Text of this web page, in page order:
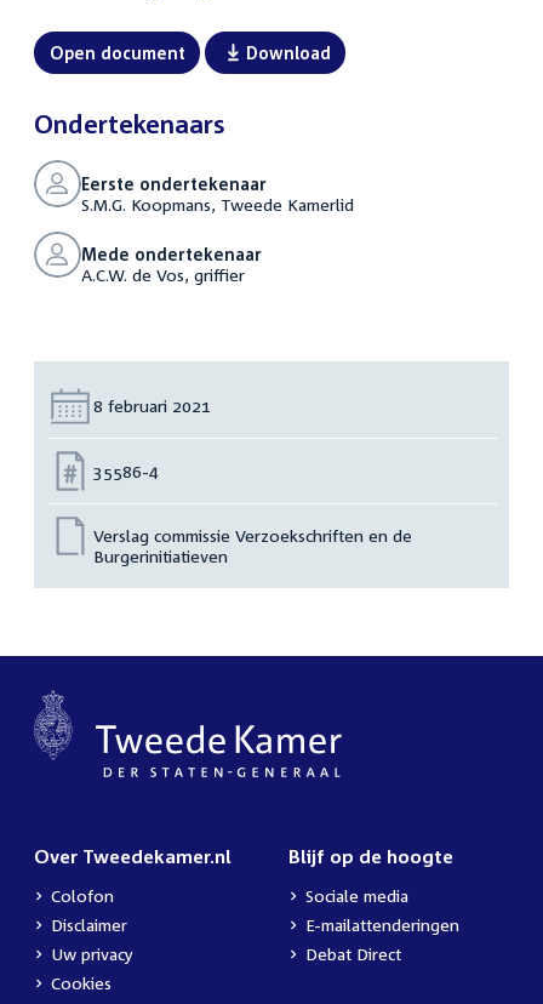
Open document Download
Ondertekenaars
Eerste ondertekenaar
S.M.G. Koopmans, Tweede Kamerlid
Mede ondertekenaar
A.C.W. de Vos, griffier
Datum:
8 februari 2021
Nummer:
35586-4
Verslag commissie Verzoekschriften en de
Burgerinitiatieven
Over Tweedekamer.nl
Colofon
Disclaimer
Uw privacy
Cookies
Blijf op de hoogte
Sociale media
E-mailattenderingen
Debat Direct